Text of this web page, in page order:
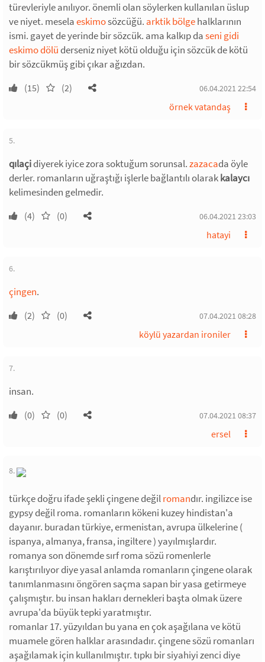
türevleriyle anılıyor. önemli olan söylerken kullanılan üslup
ve niyet. meselaeskimosözcüğü. arktik bölgehalklarının
ismi. gayet de yerinde bir sözcük. ama kalkıp daseni gidi
eskimo dölüderseniz niyet kötü olduğu için sözcük de kötü
bir sözcükmüş gibi çıkar ağızdan.
(15) (2) 06.04.2021 22:54
örnek vatandaş
5.
qılaçidiyerek iyice zora soktuğum sorunsal.zazacada öyle
derler. romanların uğraştığı işlerle bağlantılı olarakkalaycı
kelimesinden gelmedir.
(4) (0) 06.04.2021 23:03
hatayi
6.
çingen.
(2) (0) 07.04.2021 08:28
köylü yazardan ironiler
7.
insan.
(0) (0) 07.04.2021 08:37
ersel
8.
türkçe doğru ifade şekli çingene değilromandır. ingilizce ise
gypsy değil roma. romanların kökeni kuzey hindistan'a
dayanır. buradan türkiye, ermenistan, avrupa ülkelerine (
ispanya, almanya, fransa, ingiltere ) yayılmışlardır.
romanya son dönemde sırf roma sözü romenlerle
karıştırılıyor diye yasal anlamda romanların çingene olarak
tanımlanmasını öngören saçma sapan bir yasa getirmeye
çalışmıştır. bu insan hakları dernekleri başta olmak üzere
avrupa'da büyük tepki yaratmıştır.
romanlar 17. yüzyıldan bu yana en çok aşağılana ve kötü
muamele gören halklar arasındadır. çingene sözü romanları
aşağılamak için kullanılmıştır. tıpkı bir siyahiyi zenci diye